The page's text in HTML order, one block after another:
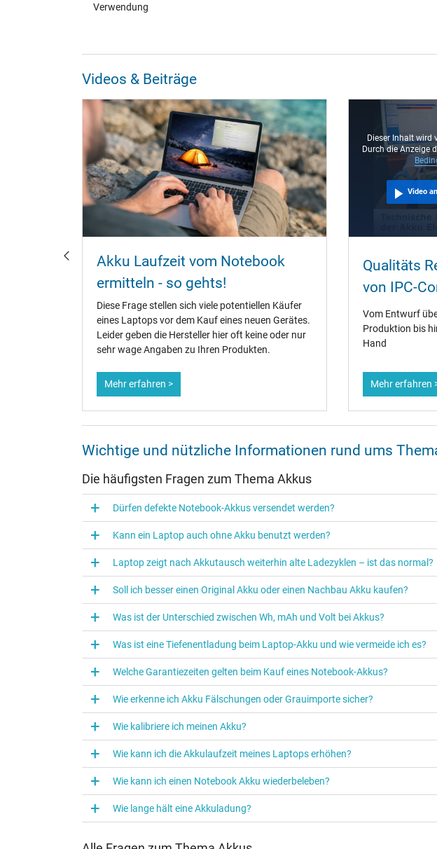
Verwendung
Videos & Beiträge
Akku Laufzeit vom Notebook
ermitteln - so gehts!
Diese Frage stellen sich viele potentiellen Käufer
eines Laptops vor dem Kauf eines neuen Gerätes.
Leider geben die Hersteller hier oft keine oder nur
sehr wage Angaben zu Ihren Produkten.
Mehr erfahren >
Dieser Inhalt wird
Durch die Anzeige
Video
Qualitäts
von IPC-
Vom Entwurf
Produktion bis
Hand
Mehr erfahren
Wichtige und nützliche Informationen rund ums
Die häufigsten Fragen zum Thema Akkus
Dürfen defekte Notebook-Akkus versendet werden?
Kann ein Laptop auch ohne Akku benutzt werden?
Laptop zeigt nach Akkutausch weiterhin alte Ladezyklen – ist das normal?
Soll ich besser einen Original Akku oder einen Nachbau Akku kaufen?
Was ist der Unterschied zwischen Wh, mAh und Volt bei Akkus?
Was ist eine Tiefenentladung beim Laptop‑Akku und wie vermeide ich es?
Welche Garantiezeiten gelten beim Kauf eines Notebook-Akkus?
Wie erkenne ich Akku Fälschungen oder Grauimporte sicher?
Wie kalibriere ich meinen Akku?
Wie kann ich die Akkulaufzeit meines Laptops erhöhen?
Wie kann ich einen Notebook Akku wiederbeleben?
Wie lange hält eine Akkuladung?